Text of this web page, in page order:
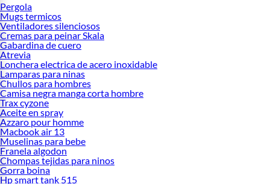
Pergola
Mugs termicos
Ventiladores silenciosos
Cremas para peinar Skala
Gabardina de cuero
Atrevia
Lonchera electrica de acero inoxidable
Lamparas para ninas
Chullos para hombres
Camisa negra manga corta hombre
Trax cyzone
Aceite en spray
Azzaro pour homme
Macbook air 13
Muselinas para bebe
Franela algodon
Chompas tejidas para ninos
Gorra boina
Hp smart tank 515